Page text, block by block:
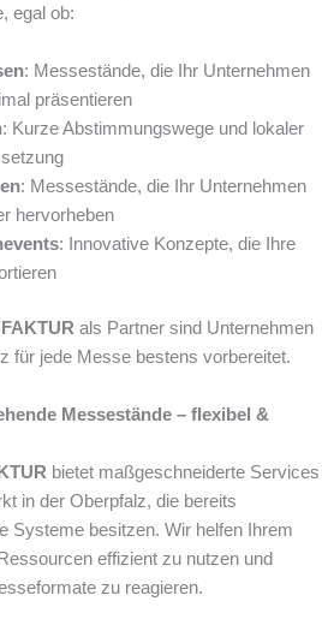
egal ob:
: Messestände, die Ihr Unternehmen
präsentieren
: Kurze Abstimmungswege und lokaler
: Messestände, die Ihr Unternehmen
hervorheben
: Innovative Konzepte, die Ihre
als Partner sind Unternehmen
für jede Messe bestens vorbereitet.
Messestände – flexibel &
bietet maßgeschneiderte Services
in der Oberpfalz, die bereits
Systeme besitzen. Wir helfen Ihrem
effizient zu nutzen und
zu reagieren.